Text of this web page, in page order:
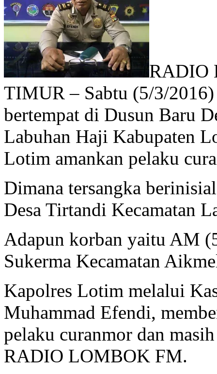
RADIO
TIMUR – Sabtu (5/3/
bertempat di Dusun Baru
Labuhan Haji Kabupaten
Lotim amankan pelaku
Dimana tersangka
Desa Tirtandi Kecamatan
Adapun korban yaitu AM
Sukerma Kecamatan
Kapolres Lotim melalui
Muhammad Efendi,
pelaku curanmor dan
RADIO LOMBOK FM.